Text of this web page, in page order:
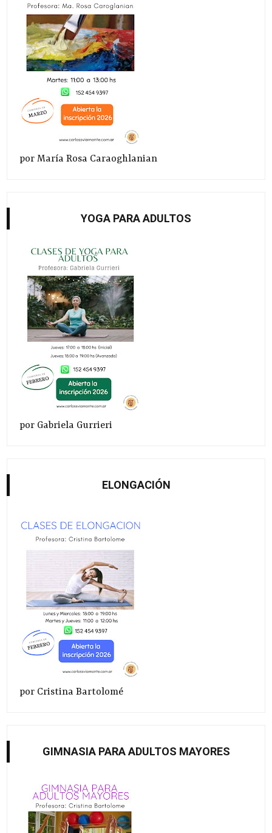
por María Rosa Caraoghlanian
YOGA PARA ADULTOS
por Gabriela Gurrieri
ELONGACIÓN
por Cristina Bartolomé
GIMNASIA PARA ADULTOS MAYORES